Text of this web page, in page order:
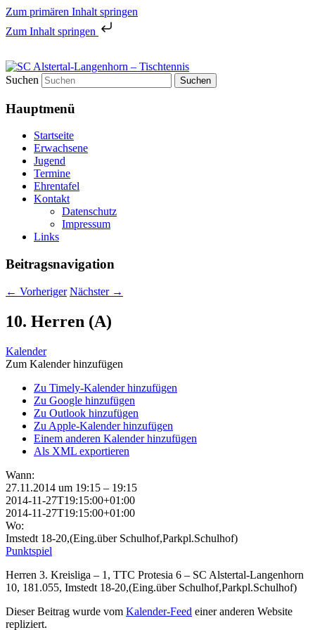
Zum primären Inhalt springen
Zum Inhalt springen
SC Alstertal-Langenhorn –
Tischtennis
Tischtennis in Hamburgs Norden
Suchen
Hauptmenü
Startseite
Erwachsene
Jugend
Termine
Ehrentafel
Kontakt
Datenschutz
Impressum
Links
Beitragsnavigation
← Vorheriger Nächster →
10. Herren (A)
Kalender
Zum Kalender hinzufügen
Zu Timely-Kalender hinzufügen
Zu Google hinzufügen
Zu Outlook hinzufügen
Zu Apple-Kalender hinzufügen
Einem anderen Kalender hinzufügen
Als XML exportieren
Wann:
27.11.2014 um 19:15 – 19:15
2014-11-27T19:15:00+01:00
2014-11-27T19:15:00+01:00
Wo:
Imstedt 18-20,(Eing.über Schulhof,Parkpl.Schulhof)
Punktspiel
Herren 3. Kreisliga – 1, TTC Protesia 6 – SC Alstertal-Langenhorn
10, 181.055, Imstedt 18-20,(Eing.über Schulhof,Parkpl.Schulhof)
Dieser Beitrag wurde vom Kalender-Feed einer anderen Website
repliziert.